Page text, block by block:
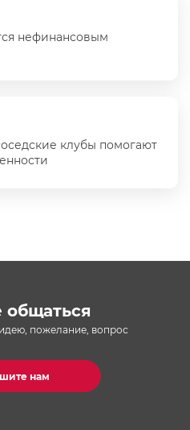
нефинансовым
клубы помогают
общаться
пожелание, вопрос
нам